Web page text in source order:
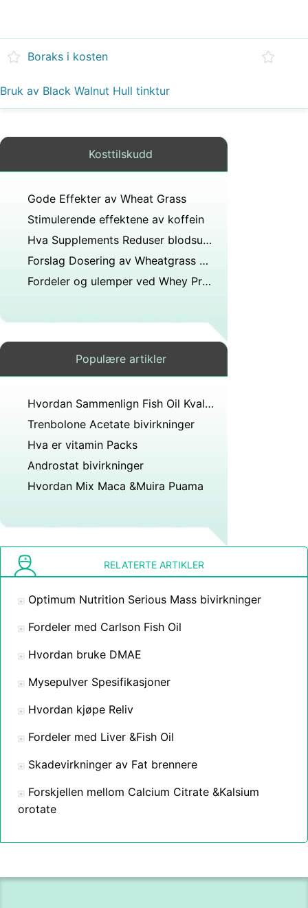
Boraks i kosten
Bruk av Black Walnut Hull tinktur
Kosttilskudd
Gode ​​Effekter av Wheat Grass
Stimulerende effektene av koffein
Hva Supplements Reduser blodsukker
Forslag Dosering av Wheatgrass Juice for Humans
Fordeler og ulemper ved Whey Protein
Populære artikler
Hvordan Sammenlign Fish Oil Kvalitet
Trenbolone Acetate bivirkninger
Hva er vitamin Packs
Androstat bivirkninger
Hvordan Mix Maca &​​Muira Puama
RELATERTE ARTIKLER
Optimum Nutrition Serious Mass bivirkninger
Fordeler med Carlson Fish Oil
Hvordan bruke DMAE
Mysepulver Spesifikasjoner
Hvordan kjøpe Reliv
Fordeler med Liver &Fish Oil
Skadevirkninger av Fat brennere
Forskjellen mellom Calcium Citrate &Kalsium
orotate